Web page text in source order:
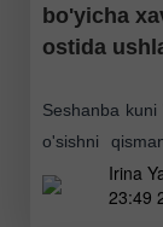
bo'yicha
ostida
Seshanba
o'sishni
AQSh
tinchlik
Irina
23:49